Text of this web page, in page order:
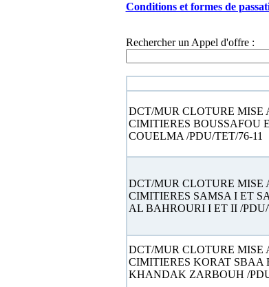
Conditions et formes de
Rechercher un Appel d'offre :
DCT/MUR CLOTURE MISE
CIMITIERES BOUSSAFOU
COUELMA /PDU/TET/76-11
DCT/MUR CLOTURE MISE
CIMITIERES SAMSA I ET
AL BAHROURI I ET II /PDU/
DCT/MUR CLOTURE MISE
CIMITIERES KORAT SBAA
KHANDAK ZARBOUH /